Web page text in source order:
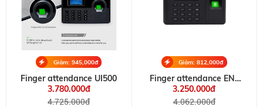
Giảm: 945,000đ
Finger attendance UI500
3.780.000đ
4.725.000đ
Giảm: 812,000đ
Finger attendance EN-
260
3.250.000đ
4.062.000đ